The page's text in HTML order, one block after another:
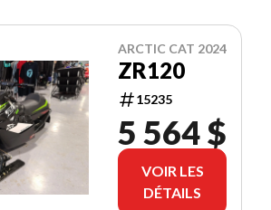
ARCTIC CAT 2024
ZR120
15235
5 564 $
VOIR LES
DÉTAILS